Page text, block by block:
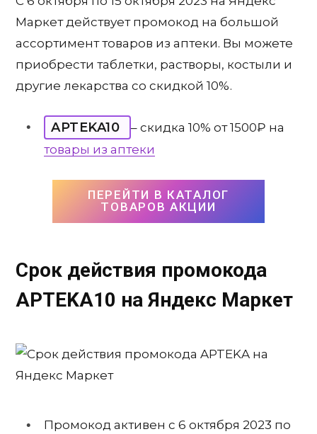
Маркет действует промокод на большой
ассортимент товаров из аптеки. Вы можете
приобрести таблетки, растворы, костыли и
другие лекарства со скидкой 10%.
APTEKA10
– скидка 10% от 1500₽ на
товары из аптеки
ПЕРЕЙТИ В КАТАЛОГ
ТОВАРОВ АКЦИИ
Срок действия промокода
APTEKA10 на Яндекс Маркет
Промокод активен с 6 октября 2023 по